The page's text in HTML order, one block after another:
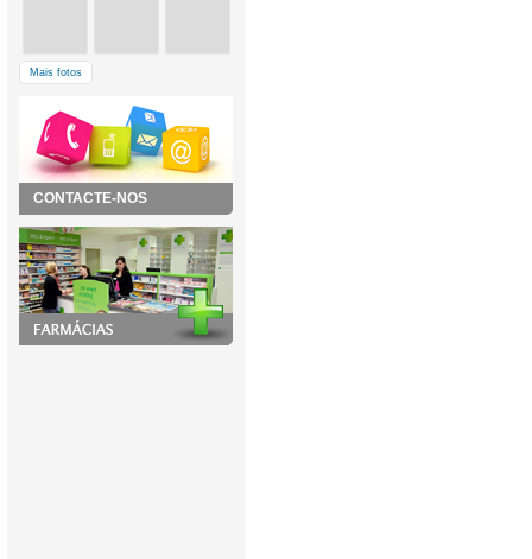
Mais fotos
CONTACTE-NOS